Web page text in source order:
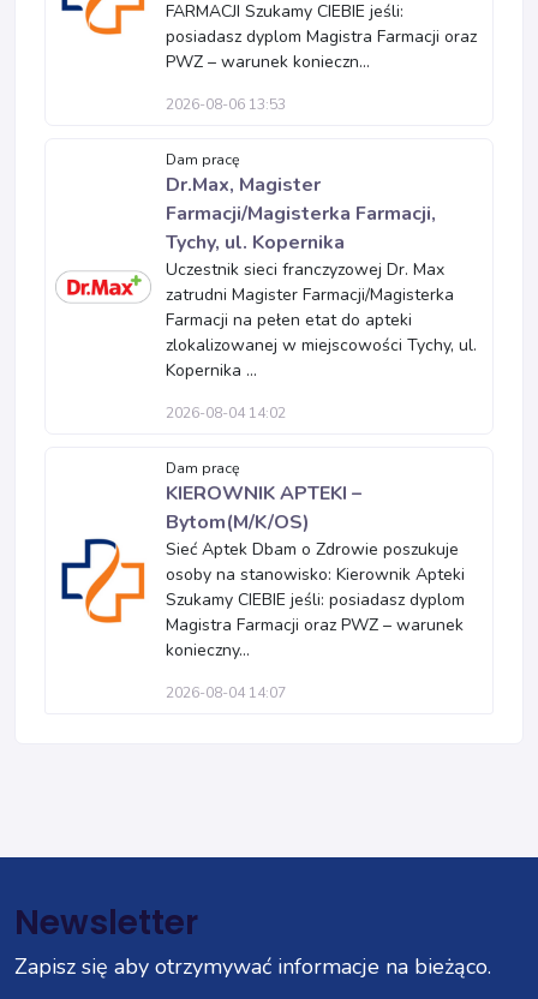
FARMACJI Szukamy CIEBIE jeśli:
posiadasz dyplom Magistra Farmacji oraz
PWZ – warunek konieczn...
2026-08-06 13:53
Dam pracę
Dr.Max, Magister
Farmacji/Magisterka Farmacji,
Tychy, ul. Kopernika
Uczestnik sieci franczyzowej Dr. Max
zatrudni Magister Farmacji/Magisterka
Farmacji na pełen etat do apteki
zlokalizowanej w miejscowości Tychy, ul.
Kopernika ...
2026-08-04 14:02
Dam pracę
KIEROWNIK APTEKI –
Bytom(M/K/OS)
Sieć Aptek Dbam o Zdrowie poszukuje
osoby na stanowisko: Kierownik Apteki
Szukamy CIEBIE jeśli: posiadasz dyplom
Magistra Farmacji oraz PWZ – warunek
konieczny...
2026-08-04 14:07
Newsletter
Zapisz się aby otrzymywać informacje na bieżąco.